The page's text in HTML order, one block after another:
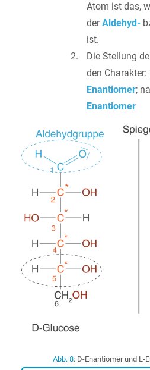
Atom ist das,
derAldehyd-
ist.
Die Stellung
den Charakter:
Enantiomer;
Enantiomer
Abb. 8: D-Enantiomer und L-